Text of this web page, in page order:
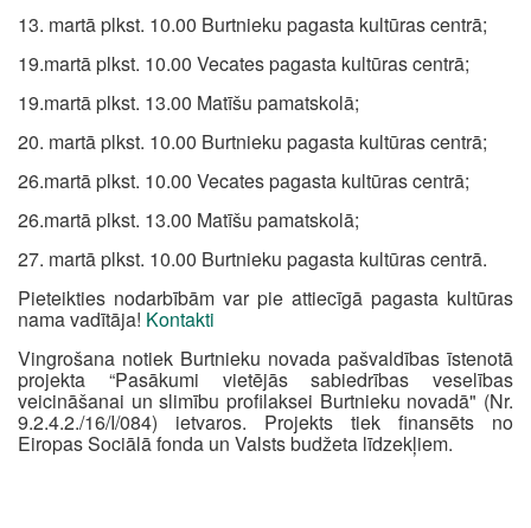
13. martā plkst. 10.00 Burtnieku pagasta kultūras centrā;
19.martā plkst. 10.00 Vecates pagasta kultūras centrā;
19.martā plkst. 13.00 Matīšu pamatskolā;
20. martā plkst. 10.00 Burtnieku pagasta kultūras centrā;
26.martā plkst. 10.00 Vecates pagasta kultūras centrā;
26.martā plkst. 13.00 Matīšu pamatskolā;
27. martā plkst. 10.00 Burtnieku pagasta kultūras centrā.
Pieteikties nodarbībām var pie attiecīgā pagasta kultūras
nama vadītāja! Kontakti
Vingrošana notiek Burtnieku novada pašvaldības īstenotā
projekta “Pasākumi vietējās sabiedrības veselības
veicināšanai un slimību profilaksei Burtnieku novadā" (Nr.
9.2.4.2./16/I/084) ietvaros. Projekts tiek finansēts no
Eiropas Sociālā fonda un Valsts budžeta līdzekļiem.